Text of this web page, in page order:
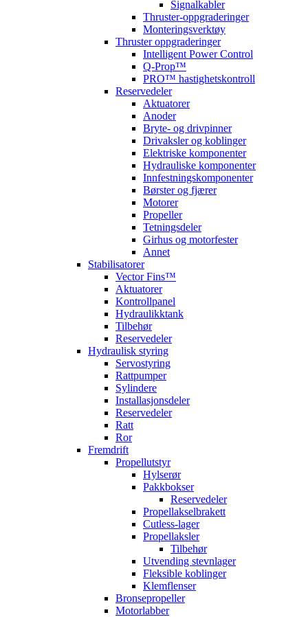
Signalkabler
Thruster-oppgraderinger
Monteringsverktøy
Thruster oppgraderinger
Intelligent Power Control
Q-Prop™
PRO™ hastighetskontroll
Reservedeler
Aktuatorer
Anoder
Bryte- og drivpinner
Drivaksler og koblinger
Elektriske komponenter
Hydrauliske komponenter
Innfestningskomponenter
Børster og fjærer
Motorer
Propeller
Tetningsdeler
Girhus og motorfester
Annet
Stabilisatorer
Vector Fins™
Aktuatorer
Kontrollpanel
Hydraulikktank
Tilbehør
Reservedeler
Hydraulisk styring
Servostyring
Rattpumper
Sylindere
Installasjonsdeler
Reservedeler
Ratt
Ror
Fremdrift
Propellutstyr
Hylserør
Pakkbokser
Reservedeler
Propellakselbrakett
Cutless-lager
Propellaksler
Tilbehør
Utvending stevnlager
Fleksible koblinger
Klemflenser
Bronsepropeller
Motorlabber